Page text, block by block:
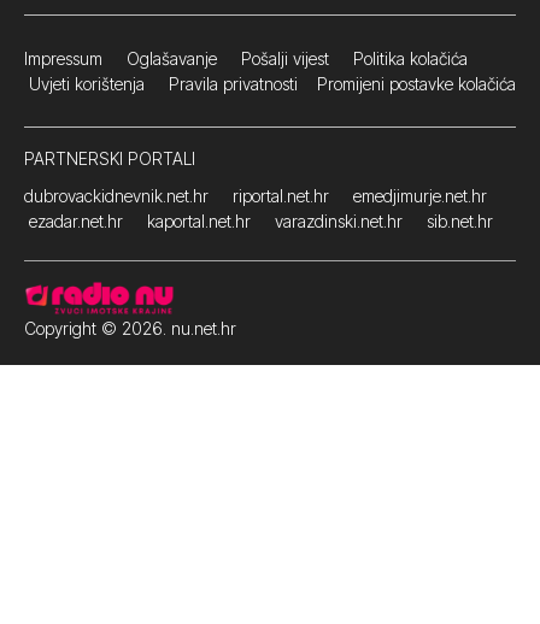
Impressum Oglašavanje Pošalji vijest Politika kolačića
Uvjeti korištenja Pravila privatnosti Promijeni postavke kolačića
PARTNERSKI PORTALI
dubrovackidnevnik.net.hr
riportal.net.hr
emedjimurje.net.hr
ezadar.net.hr
kaportal.net.hr varazdinski.net.hr sib.net.hr
Copyright © 2026. nu.net.hr